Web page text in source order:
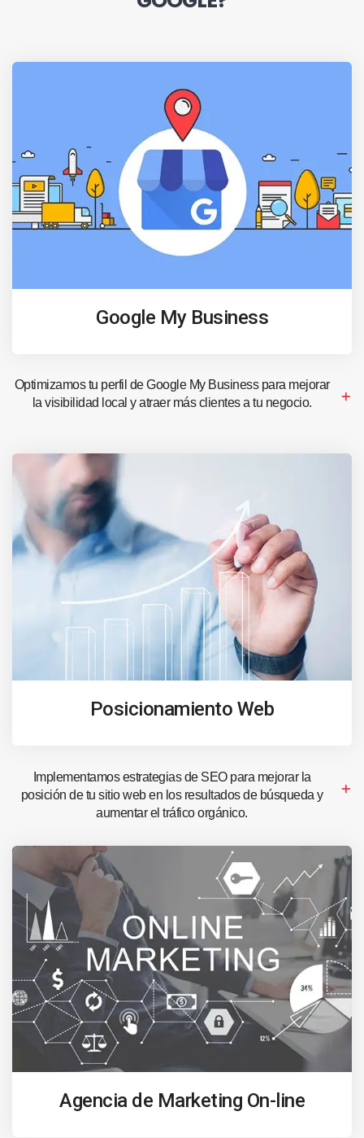
Google My Business
Optimizamos tu perfil de Google My Business para mejorar
la visibilidad local y atraer más clientes a tu negocio.
Posicionamiento Web
Implementamos estrategias de SEO para mejorar la
posición de tu sitio web en los resultados de búsqueda y
aumentar el tráfico orgánico.
Agencia de Marketing On-line